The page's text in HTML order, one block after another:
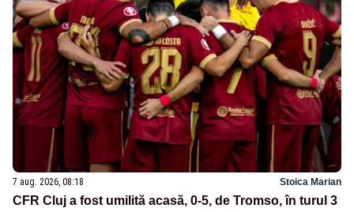
7 aug. 2026, 08:18 Stoica Marian
CFR Cluj a fost umilită acasă, 0-5, de Tromso, în turul 3